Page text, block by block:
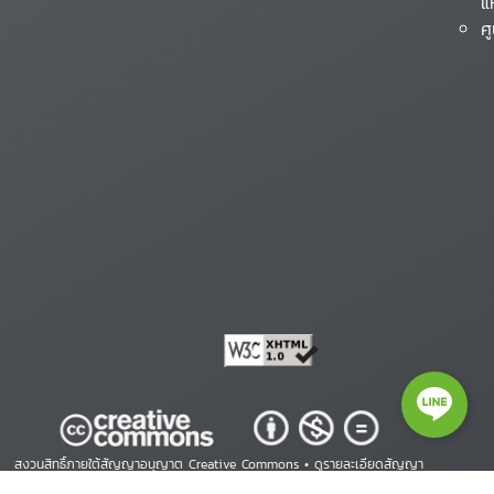
สงวนสิทธิ์ภายใต้สัญญาอนุญาต Creative Commons •ดูรายละเอียดสัญญา